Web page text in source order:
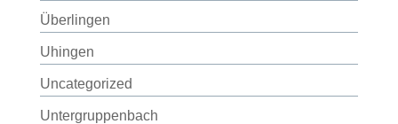
Überlingen
Uhingen
Uncategorized
Untergruppenbach